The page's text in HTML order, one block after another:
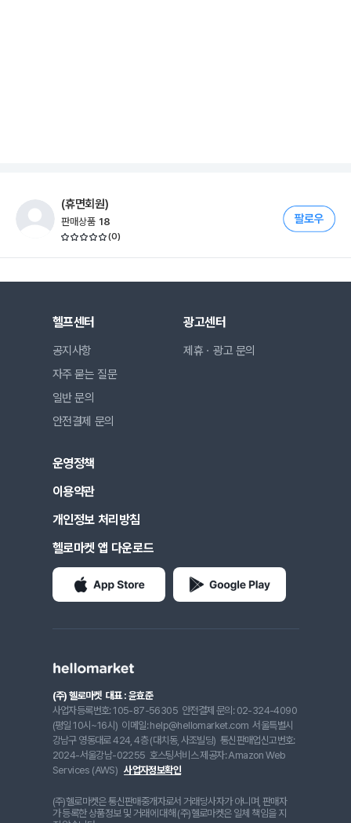
(휴면회원)
판매상품 18
(0)
헬프센터
공지사항
자주 묻는 질문
일반 문의
안전결제 문의
광고센터
제휴ㆍ광고 문의
운영정책
이용약관
개인정보 처리방침
헬로마켓 앱 다운로드
(주) 헬로마켓 대표 : 윤효준
사업자등록번호: 105-87-56305 안전결제 문의: 02-324-4090
(평일 10시~16시) 이메일: help@hellomarket.com 서울특별시
강남구 영동대로 424, 4층 (대치동, 사조빌딩) 통신판매업신고번호:
2024-서울강남-02255 호스팅서비스 제공자: Amazon Web
Services (AWS) 사업자정보확인
(주)헬로마켓은 통신판매중개자로서 거래당사자가 아니며, 판매자
가 등록한 상품정보 및 거래에 대해 (주)헬로마켓은 일체 책임을 지